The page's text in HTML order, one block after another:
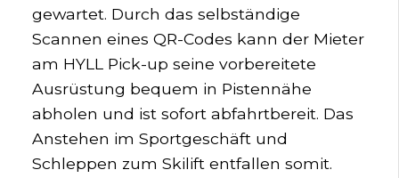
gewartet. Durch das selbständige
Scannen eines QR-Codes kann der Mieter
am HYLL Pick-up seine vorbereitete
Ausrüstung bequem in Pistennähe
abholen und ist sofort abfahrtbereit. Das
Anstehen im Sportgeschäft und
Schleppen zum Skilift entfallen somit.